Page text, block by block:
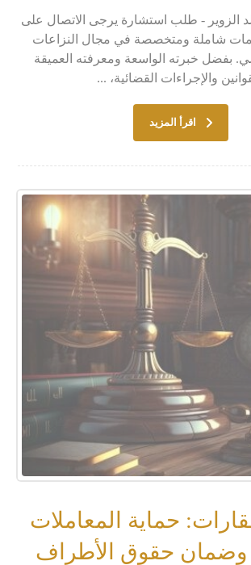
الزوير - طلب استشارة يرجى الاتصال على
- خدمات شاملة ومتخصصة في مجال النزاعات
بفضل خبرته الواسعة ومعرفته العميقة
والإجراءات القضائية، ...
اقرأ المزيد
حماية المعاملات
وضمان حقوق الأطراف